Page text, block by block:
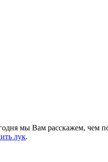
мы Вам расскажем, чем
лук.